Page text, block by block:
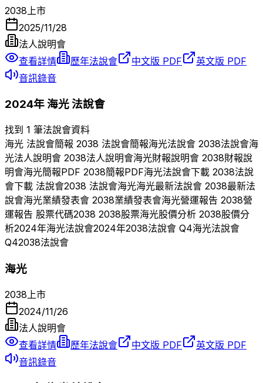
2038 上市
2025/11/28
法人說明會
查看詳情
歷年法說會 中文版 PDF
英文版 PDF
音訊錄音
2024年海光法說會
找到 1 筆法說會資料
海光 法說會簡報 2038 法說會簡報海光法說會 2038法說會海
光法人說明會 2038法人說明會海光財報說明會 2038財報說
明會海光簡報PDF 2038簡報PDF海光法說會下載 2038法說
會下載 法說會2038 法說會海光海光最新法說會 2038最新法
說會海光業績發表會 2038業績發表會海光營運報告 2038營
運報告 股票代碼2038 2038股票海光股價分析 2038股價分
析2024年海光法說會2024年2038法說會 Q4海光法說會
Q42038法說會
海光
2038 上市
2024/11/26
法人說明會
查看詳情
歷年法說會 中文版 PDF
英文版 PDF
音訊錄音